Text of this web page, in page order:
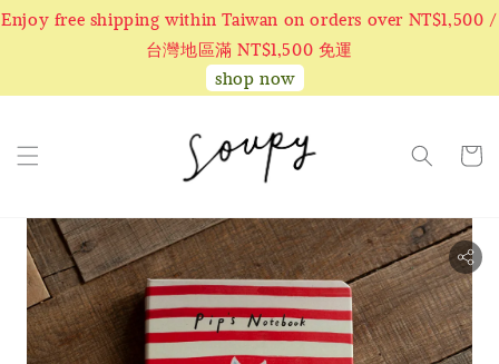
Enjoy free shipping within Taiwan on orders over NT$1,500 /
台灣地區滿 NT$1,500 免運
shop now